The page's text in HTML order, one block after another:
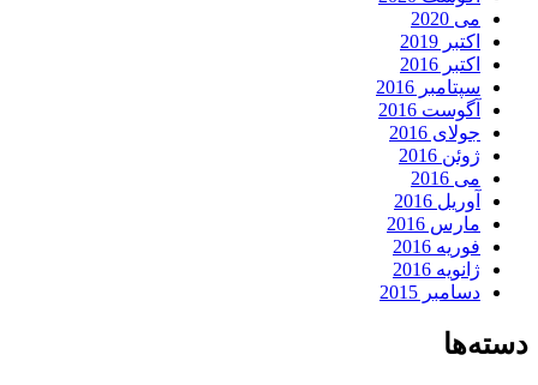
می 2020
اکتبر 2019
اکتبر 2016
سپتامبر 2016
آگوست 2016
جولای 2016
ژوئن 2016
می 2016
آوریل 2016
مارس 2016
فوریه 2016
ژانویه 2016
دسامبر 2015
دسته‌ها